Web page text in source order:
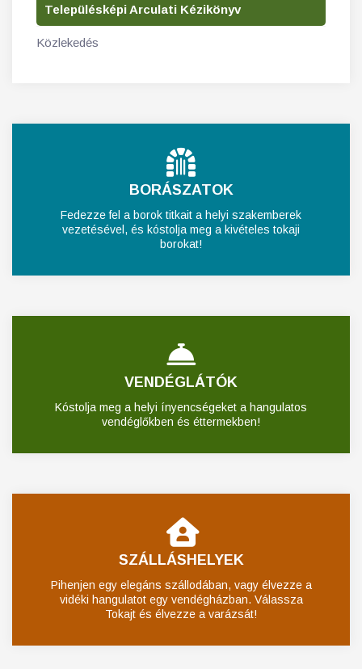
Településképi Arculati Kézikönyv
Közlekedés
BORÁSZATOK
Fedezze fel a borok titkait a helyi szakemberek
vezetésével, és kóstolja meg a kivételes tokaji
borokat!
VENDÉGLÁTÓK
Kóstolja meg a helyi ínyencségeket a hangulatos
vendéglőkben és éttermekben!
SZÁLLÁSHELYEK
Pihenjen egy elegáns szállodában, vagy élvezze a
vidéki hangulatot egy vendégházban. Válassza
Tokajt és élvezze a varázsát!